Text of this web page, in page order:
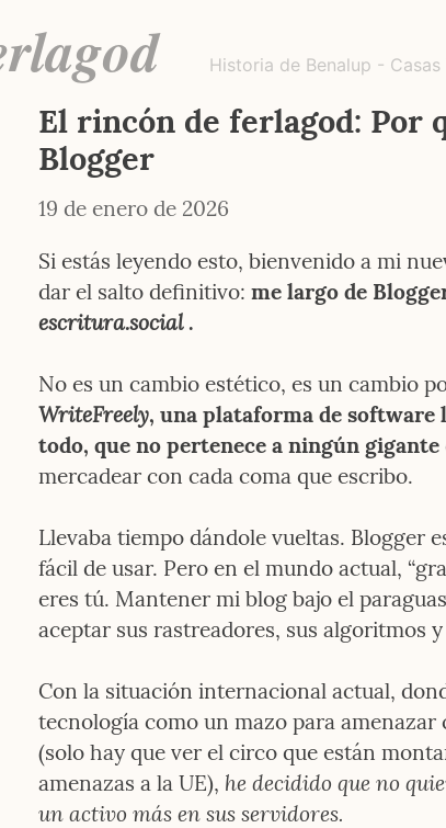
Historia de Benalup - Casas
El rincón de ferlagod: Por
Blogger
19 de enero de 2026
Si estás leyendo esto, bienvenido a mi
dar el salto definitivo:
escritura.social .
No es un cambio estético, es un cambio
WriteFreely, una plataforma de software
todo, que no pertenece a ningún gigante
mercadear con cada coma que escribo.
Llevaba tiempo dándole vueltas. Blogger
fácil de usar. Pero en el mundo actual,
eres tú. Mantener mi blog bajo el
aceptar sus rastreadores, sus algoritmos
Con la situación internacional actual,
tecnología como un mazo para amenazar
(solo hay que ver el circo que están
amenazas a la UE), he decidido que no
un activo más en sus servidores.